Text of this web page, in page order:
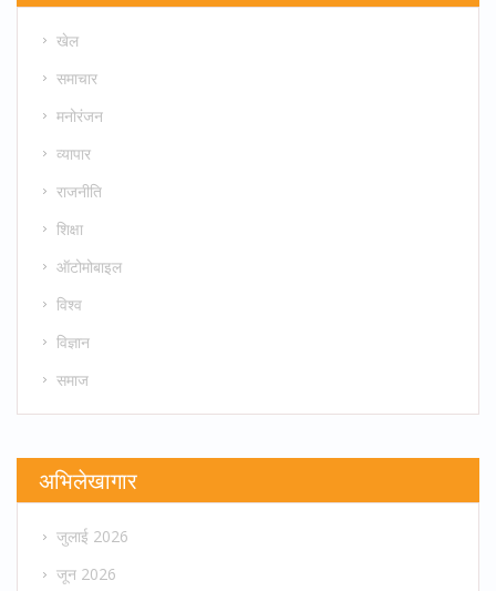
खेल
समाचार
मनोरंजन
व्यापार
राजनीति
शिक्षा
ऑटोमोबाइल
विश्व
विज्ञान
समाज
अभिलेखागार
जुलाई 2026
जून 2026